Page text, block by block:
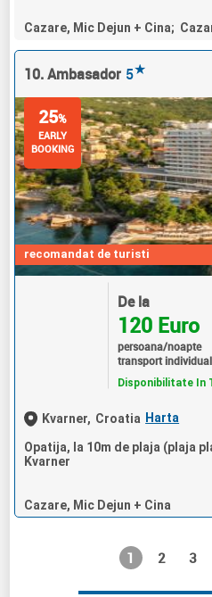
Cazare, Mic Dejun + Cina;
10. Ambasador 5★
recomandat de turisti
25%
EARLY
BOOKING
De la
120 Euro
persoana/noapte
transport individual
Disponibilitate In
Kvarner, Croatia Harta
Opatija, la 10m de plaja (plaja
Kvarner
Cazare, Mic Dejun + Cina
1 2 3